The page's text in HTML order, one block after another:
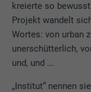
kreierte so
Projekt wandelt
Wortes: von urban
unerschütterlich,
und, und ...
„Institut“ nennen